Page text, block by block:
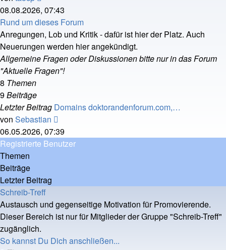
Beitrag
08.08.2026, 07:43
Rund um dieses Forum
Anregungen, Lob und Kritik - dafür ist hier der Platz. Auch
Neuerungen werden hier angekündigt.
Allgemeine Fragen oder Diskussionen bitte nur in das Forum
"Aktuelle Fragen"!
8 Themen
9Beiträge
Letzter Beitrag Domains doktorandenforum.com,…
von Sebastian
Beitrag
06.05.2026, 07:39
Registrierte Benutzer
Themen
Beiträge
Letzter Beitrag
Schreib-Treff
Austausch und gegenseitige Motivation für Promovierende.
Dieser Bereich ist nur für Mitglieder der Gruppe "Schreib-Treff"
zugänglich.
So kannst Du Dich anschließen...